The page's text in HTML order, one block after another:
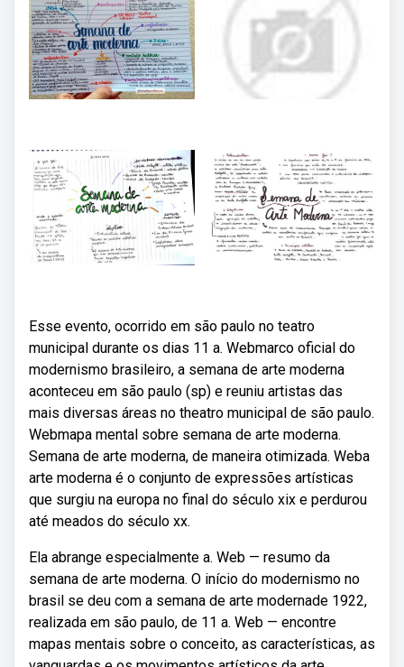
Esse evento, ocorrido em são paulo no teatro
municipal durante os dias 11 a. Webmarco oficial do
modernismo brasileiro, a semana de arte moderna
aconteceu em são paulo (sp) e reuniu artistas das
mais diversas áreas no theatro municipal de são paulo.
Webmapa mental sobre semana de arte moderna.
Semana de arte moderna, de maneira otimizada. Weba
arte moderna é o conjunto de expressões artísticas
que surgiu na europa no final do século xix e perdurou
até meados do século xx.
Ela abrange especialmente a. Web — resumo da
semana de arte moderna. O início do modernismo no
brasil se deu com a semana de arte modernade 1922,
realizada em são paulo, de 11 a. Web — encontre
mapas mentais sobre o conceito, as características, as